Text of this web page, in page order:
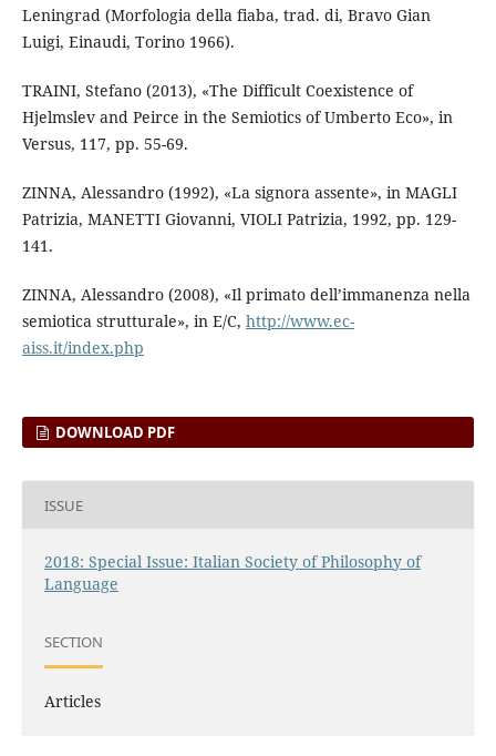
Leningrad (Morfologia della fiaba, trad. di, Bravo Gian
Luigi, Einaudi, Torino 1966).
TRAINI, Stefano (2013), «The Difficult Coexistence of
Hjelmslev and Peirce in the Semiotics of Umberto Eco», in
Versus, 117, pp. 55-69.
ZINNA, Alessandro (1992), «La signora assente», in MAGLI
Patrizia, MANETTI Giovanni, VIOLI Patrizia, 1992, pp. 129-
141.
ZINNA, Alessandro (2008), «Il primato dell’immanenza nella
semiotica strutturale», in E/C, http://www.ec-
aiss.it/index.php
DOWNLOAD PDF
ISSUE
2018: Special Issue: Italian Society of Philosophy of
Language
SECTION
Articles